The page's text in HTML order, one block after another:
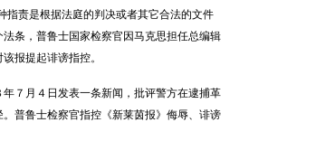
指责是根据法庭的判决或者其它合法的文件
条，普鲁士国家检察官因马克思担任总编辑
报提起诽谤指控。
月４日发表一条新闻，批评警方在逮捕革
普鲁士检察官指控《新莱茵报》侮辱、诽谤